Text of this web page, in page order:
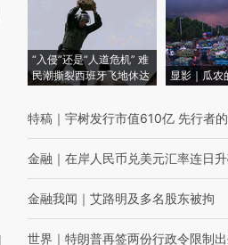
“入侵”还是“人道危机” 难
民潮撕裂西班牙飞地休达
显影｜瓜农
特稿 ｜ 宇树发行市值610亿 先行者
金融 ｜ 在岸人民币兑美元汇率连日
金融我闻 ｜ 艾路明及多名股东被拘
世界 ｜ 特朗普再签两份行政令限制